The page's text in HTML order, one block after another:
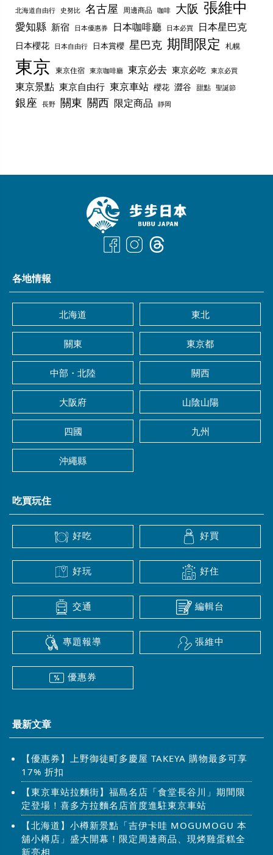
北海道自由行 史努比 名古屋 周邊商品 咖啡 大阪 張維中
愛知縣 新宿 日本優惠券 日本咖啡廳 日本必買 日本星巴克
日本櫻花 日本自由行 日本賞櫻 星巴克 期間限定 札幌
東京 東京住宿 東京咖啡廳 東京必去 東京必吃 東京必買
東京景點 東京自由行 東京車站 櫻花 澀谷 甜點 聖誕節
銀座 長野 關東 關西 限定商品 靜岡
各地情報
北海道 東北
關東 東京都
中部・北陸 關西
大阪府 山陰山陽
四國 九州
沖繩縣
吃買玩住
好吃 好買
好玩 好住
交通 編輯台
專題報導 張維中
優惠券
最新文章
【優惠券】上野御徒町多慶屋 TAKEYA 購物最多可享
17% 折扣
【東京車站拉麵街】福島名店「食堂長谷川」期間限
定登場！喜多方拉麵名店首度進駐東京車站
【北海道】小樽新景點「吉伊卡哇 MOGUMOGU 本
舖小樽店」盛大開幕！限定周邊商品、現烤雞蛋糕全
新亮相